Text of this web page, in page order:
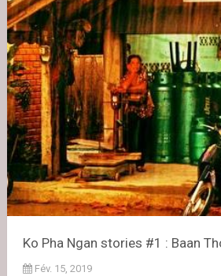
Ko Pha Ngan stories #1 : Baan
Fév. 15, 2019